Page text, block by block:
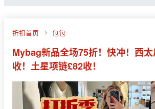
折扣首页 包包
Mybag新品全场75折！快冲！西
收！土星项链£82收！